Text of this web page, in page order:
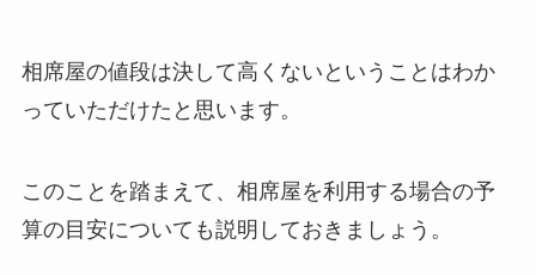
相席屋の値段は決して高くないということはわか
っていただけたと思います。
このことを踏まえて、相席屋を利用する場合の予
算の目安についても説明しておきましょう。